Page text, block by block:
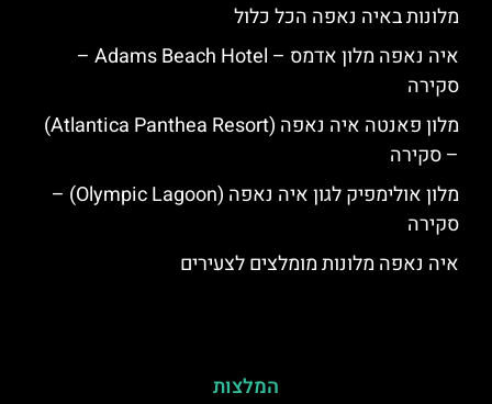
מלונות באיה נאפה הכל כלול
איה נאפה מלון אדמס – Adams Beach Hotel –
סקירה
מלון פאנטה איה נאפה (Atlantica Panthea Resort)
– סקירה
מלון אולימפיק לגון איה נאפה (Olympic Lagoon) –
סקירה
איה נאפה מלונות מומלצים לצעירים
המלצות